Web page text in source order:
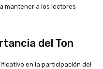
mantener a los lectores
del Ton
en la participación del